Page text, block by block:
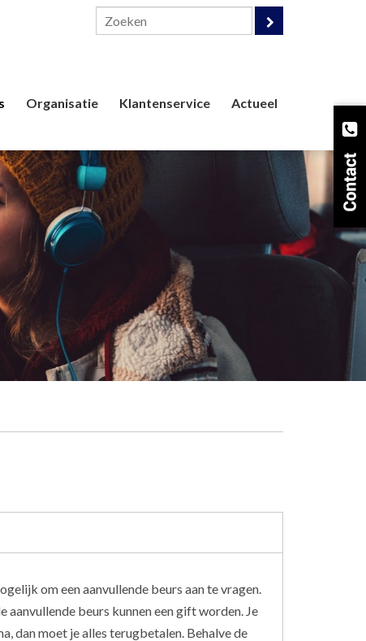
Organisatie Klantenservice Actueel
om een aanvullende beurs aan te vragen.
beurs kunnen een gift worden. Je
dan moet je alles terugbetalen. Behalve de